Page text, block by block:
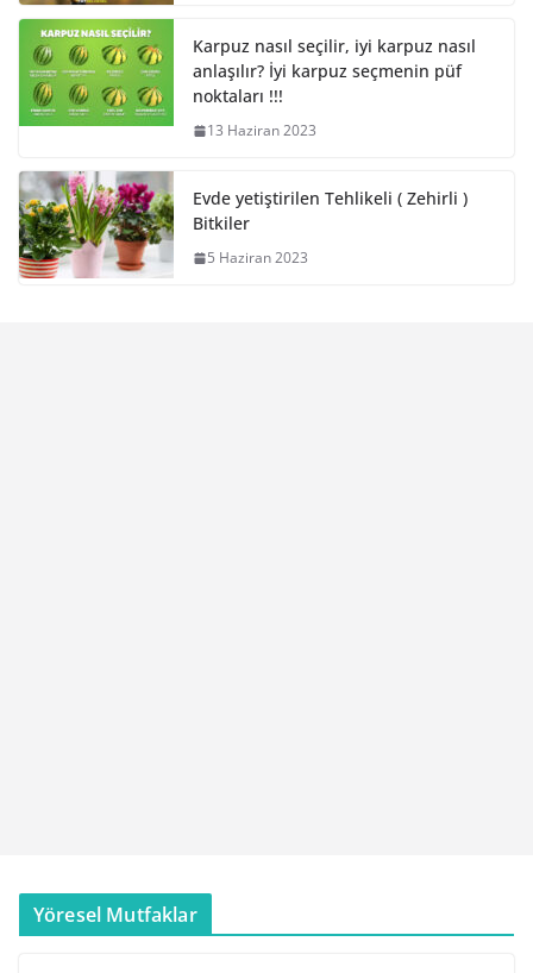
Karpuz nasıl seçilir, iyi karpuz nasıl
anlaşılır? İyi karpuz seçmenin püf
noktaları !!!
13 Haziran 2023
Evde yetiştirilen Tehlikeli ( Zehirli )
Bitkiler
5 Haziran 2023
Yöresel Mutfaklar